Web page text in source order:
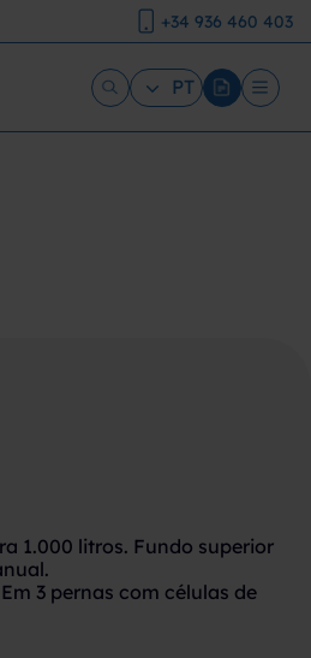
+34 936 460 403
PT
1.000 litros. Fundo superior
3 pernas com células de